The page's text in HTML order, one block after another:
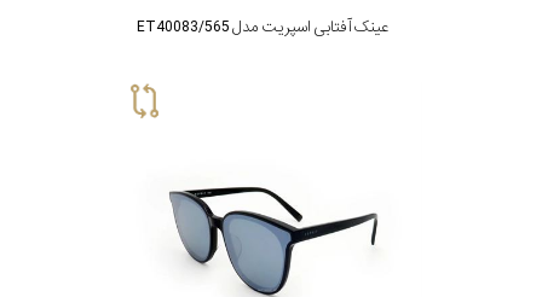
عینک آفتابی اسپریت مدل ET40083/565